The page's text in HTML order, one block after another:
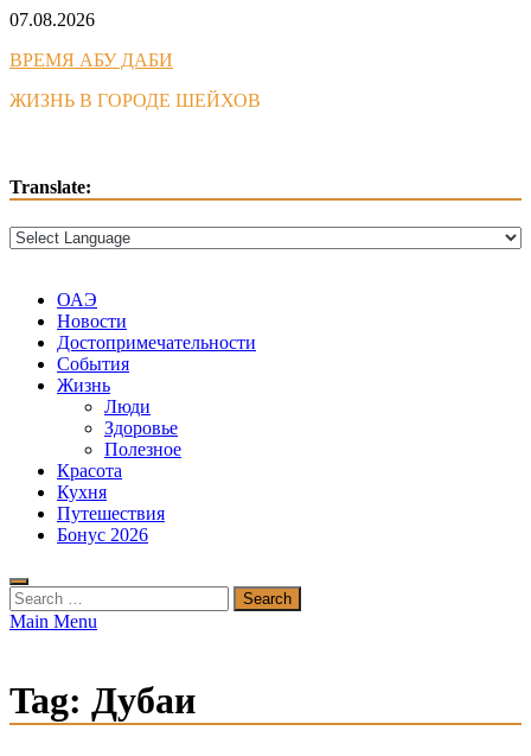
Skip
content
07.08.2026
ВРЕМЯ АБУ ДАБИ
ЖИЗНЬ В ГОРОДЕ ШЕЙХОВ
Translate:
ОАЭ
Новости
Достопримечательности
События
Жизнь
Люди
Здоровье
Полезное
Красота
Кухня
Путешествия
Бонус 2026
Search
for:
Main Menu
Tag: Дубаи